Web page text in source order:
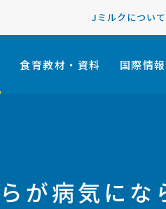
Jミルクについて
食育教材・資料 国際情報
が病気にな